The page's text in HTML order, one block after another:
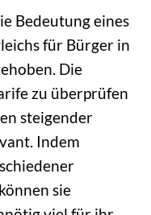
Bedeutung eines
für Bürger in
Die
zu überprüfen
steigender
Indem
sie